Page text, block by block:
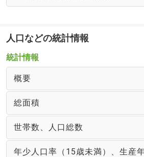
人口などの統計情報
統計情報
概要
総面積
世帯数、人口総数
年少人口率（15歳未満）、生産